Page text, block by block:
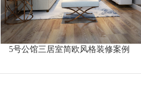
5号公馆三居室简欧风格装修案例